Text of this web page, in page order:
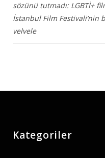
sözünü tutmadı: LGBTİ+
İstanbul Film Festivali’nin
velvele
Kategoriler